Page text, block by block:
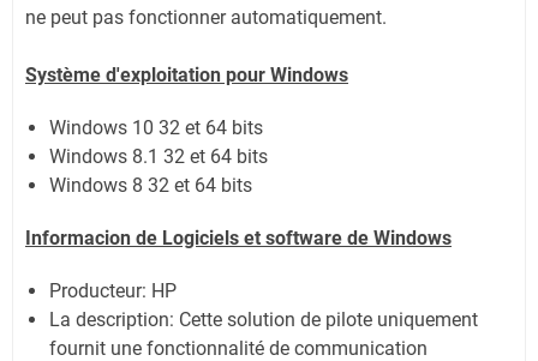
ne peut pas fonctionner automatiquement.
Système d'exploitation pour Windows
Windows 10 32 et 64 bits
Windows 8.1 32 et 64 bits
Windows 8 32 et 64 bits
Informacion de Logiciels et software de Windows
Producteur: HP
La description: Cette solution de pilote uniquement
fournit une fonctionnalité de communication